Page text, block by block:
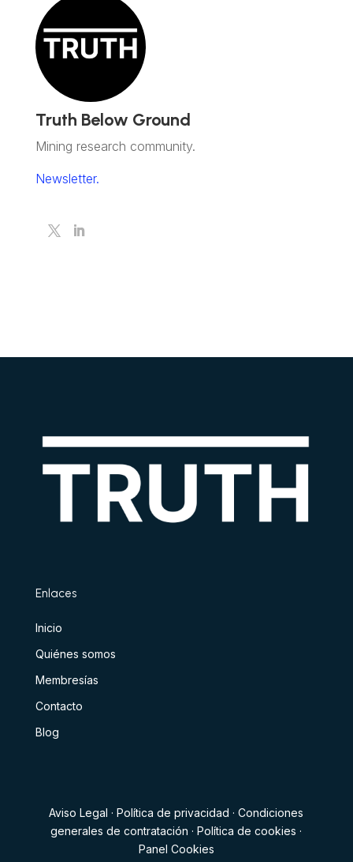
Truth Below Ground
Mining research community.
Newsletter.
Enlaces
Inicio
Quiénes somos
Membresías
Contacto
Blog
Aviso Legal ·Política de privacidad ·Condiciones
generales de contratación ·Política de cookies ·
Panel Cookies